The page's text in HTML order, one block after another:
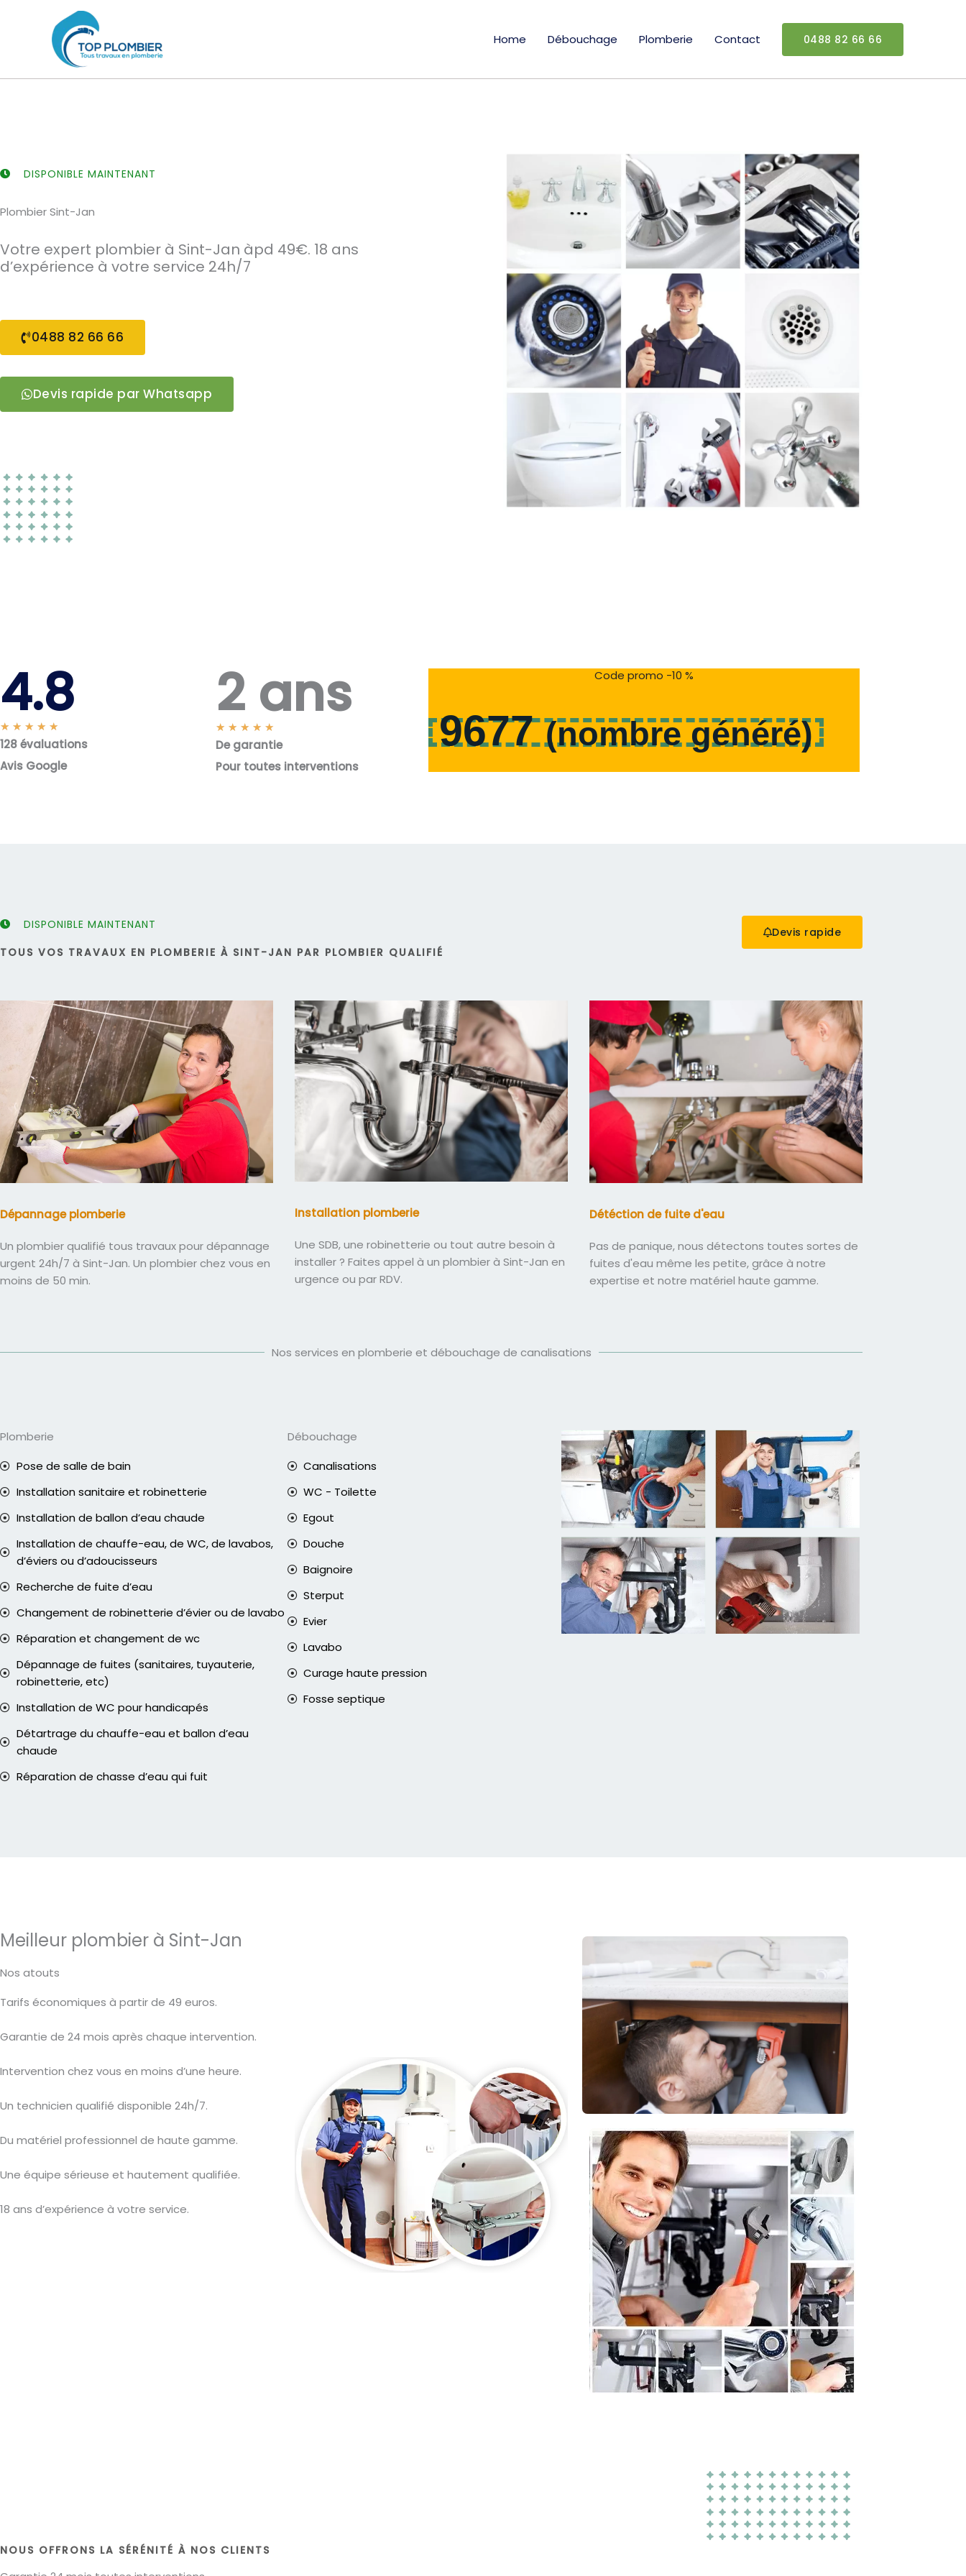
Home Débouchage Plomberie Contact 0488 82 66 66
DISPONIBLE MAINTENANT
Plombier Sint-Jan
Votre expert plombier à Sint-Jan àpd 49€. 18 ans
d’expérience à votre service 24h/7
0488 82 66 66
Devis rapide par Whatsapp
4.8
★ ★ ★ ★ ★
o
t
128 évaluations
Avis Google
2 ans
★ ★ ★ ★ ★
o
De garantie
Pour toutes interventions
Code promo -10 %
9677(nombre généré)
DISPONIBLE MAINTENANT
TOUS VOS TRAVAUX EN PLOMBERIE À SINT-JAN PAR PLOMBIER QUALIFIÉ
Devis rapide
Dépannage plomberie
Un plombier qualifié tous travaux pour dépannage
urgent 24h/7 à Sint-Jan. Un plombier chez vous en
moins de 50 min.
Installation plomberie
Une SDB, une robinetterie ou tout autre besoin à
installer ? Faites appel à un plombier à Sint-Jan en
urgence ou par RDV.
Détéction de fuite d'eau
Pas de panique, nous détectons toutes sortes de
fuites d'eau même les petite, grâce à notre
expertise et notre matériel haute gamme.
Nos services en plomberie et débouchage de canalisations
Plomberie
Pose de salle de bain
Installation sanitaire et robinetterie
Installation de ballon d’eau chaude
Installation de chauffe-eau, de WC, de lavabos,
d’éviers ou d’adoucisseurs
Recherche de fuite d’eau
Changement de robinetterie d’évier ou de lavabo
Réparation et changement de wc
Dépannage de fuites (sanitaires, tuyauterie,
robinetterie, etc)
Installation de WC pour handicapés
Détartrage du chauffe-eau et ballon d’eau
chaude
Réparation de chasse d’eau qui fuit
Débouchage
Canalisations
WC - Toilette
Egout
Douche
Baignoire
Sterput
Evier
Lavabo
Curage haute pression
Fosse septique
Meilleur plombier à Sint-Jan
Nos atouts
Tarifs économiques à partir de 49 euros.
Garantie de 24 mois après chaque intervention.
Intervention chez vous en moins d’une heure.
Un technicien qualifié disponible 24h/7.
Du matériel professionnel de haute gamme.
Une équipe sérieuse et hautement qualifiée.
18 ans d’expérience à votre service.
NOUS OFFRONS LA SÉRÉNITÉ À NOS CLIENTS